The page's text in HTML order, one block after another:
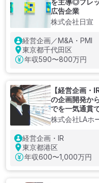
を主導◎フレ
広告企業
株式会社日宣
経営企画／M&A・PMI
東京都千代田区
年収590〜800万円
【経営企画・
の企画開発か
でを一気通貫
株式会社LAホ
経営企画・IR
東京都港区
年収600〜1,000万円